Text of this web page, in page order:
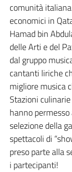
comunità
economici in
Hamad bin
delle Arti e del
dal gruppo
cantanti liriche
migliore musica
Stazioni
hanno
selezione della
spettacoli di
preso parte alla
i partecipanti!